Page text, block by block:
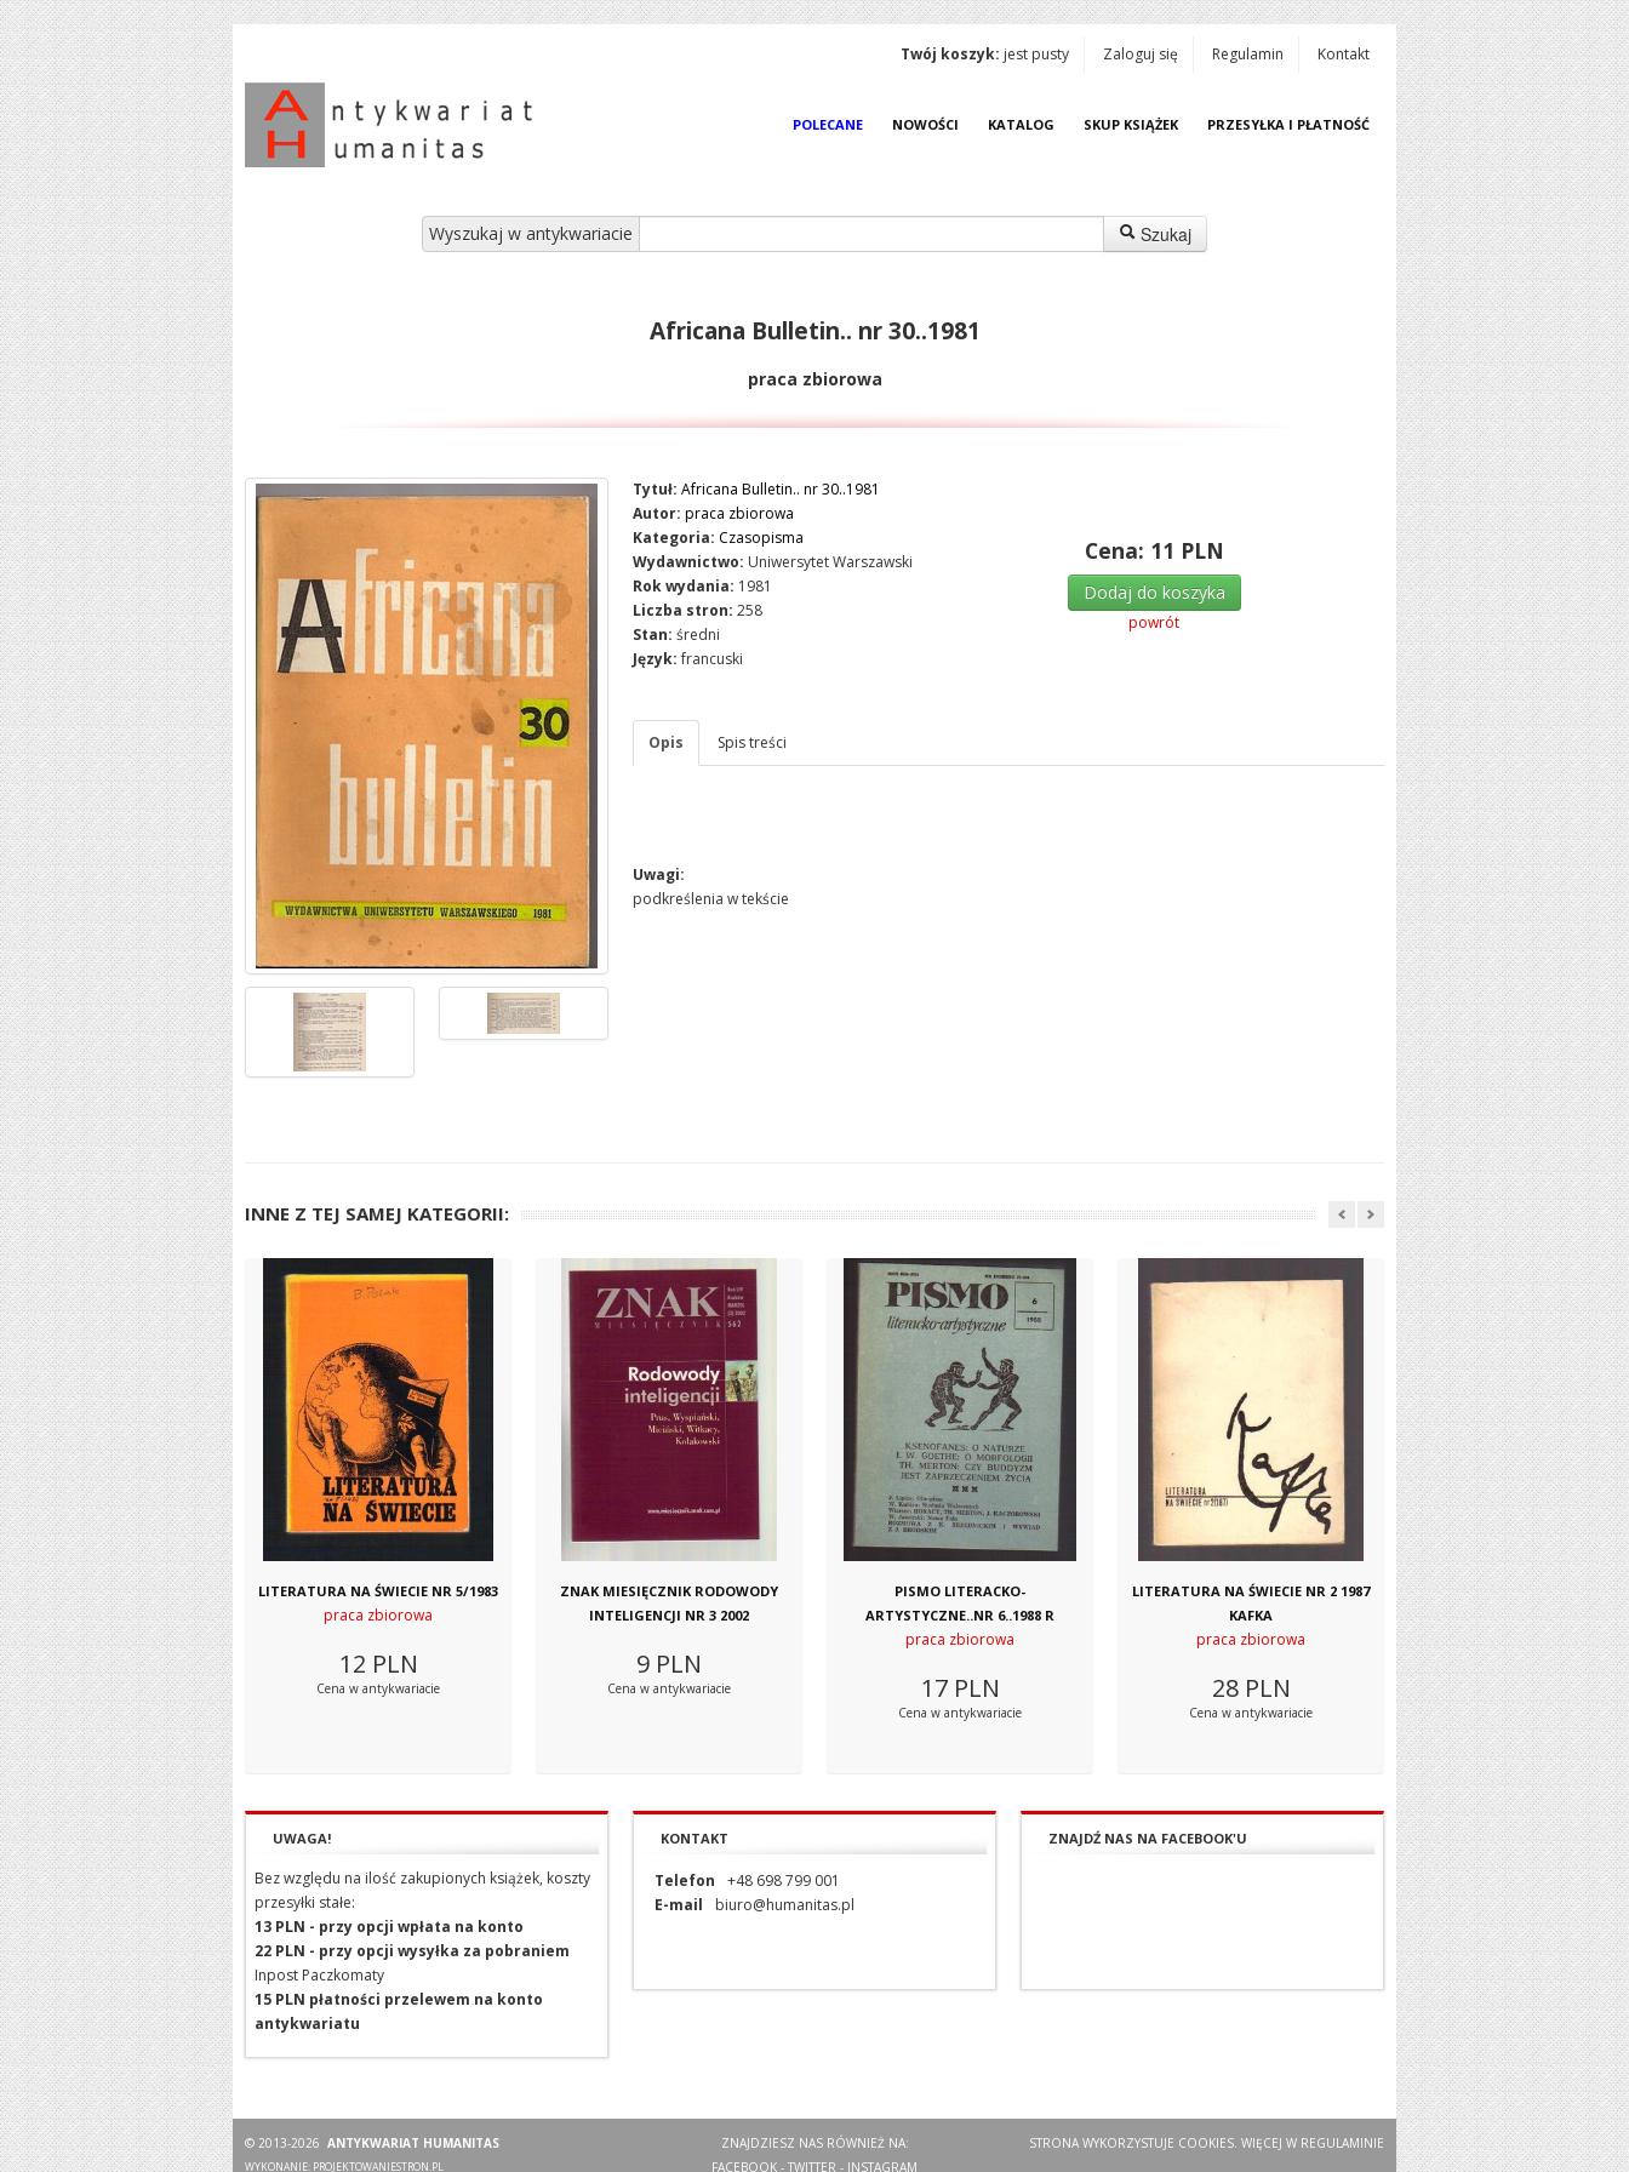
Twój koszyk: jest pusty Zaloguj się Regulamin Kontakt
POLECANE NOWOŚCI KATALOG SKUP KSIĄŻEK PRZESYŁKA I PŁATNOŚĆ
Wyszukaj w antykwariacie Szukaj
Africana Bulletin.. nr 30..1981
praca zbiorowa
Tytuł: Africana Bulletin.. nr 30..1981
Autor: praca zbiorowa
Kategoria: Czasopisma
Wydawnictwo: Uniwersytet Warszawski
Rok wydania: 1981
Liczba stron: 258
Stan: średni
Język: francuski
Cena: 11 PLN
Dodaj do koszyka
powrót
Opis Spis treści
Uwagi:
podkreślenia w tekście
INNE Z TEJ SAMEJ KATEGORII:
LITERATURA NA ŚWIECIE NR 5/1983
praca zbiorowa
12 PLN
Cena w antykwariacie
ZNAK MIESIĘCZNIK RODOWODY
INTELIGENCJI NR 3 2002
9 PLN
Cena w antykwariacie
PISMO LITERACKO-
ARTYSTYCZNE..NR 6..1988 R
praca zbiorowa
17 PLN
Cena w antykwariacie
LITERATURA NA ŚWIECIE NR 2 1987
KAFKA
praca zbiorowa
28 PLN
Cena w antykwariacie
UWAGA!
Bez względu na ilość zakupionych książek, koszty
przesyłki stałe:
13 PLN - przy opcji wpłata na konto
22 PLN - przy opcji wysyłka za pobraniem
Inpost Paczkomaty
15 PLN płatności przelewem na konto
antykwariatu
KONTAKT
Telefon
+48 698 799 001
E-mail
biuro@humanitas.pl
ZNAJDŹ NAS NA FACEBOOK'U
© 2013-2026 ANTYKWARIAT HUMANITAS
WYKONANIE: PROJEKTOWANIESTRON.PL
ZNAJDZIESZ NAS RÓWNIEŻ NA:
FACEBOOK - TWITTER - INSTAGRAM
STRONA WYKORZYSTUJE COOKIES. WIĘCEJ W REGULAMINIE